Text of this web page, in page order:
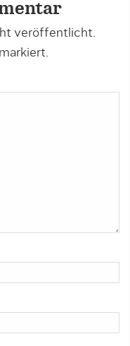
veröffentlicht.
markiert.